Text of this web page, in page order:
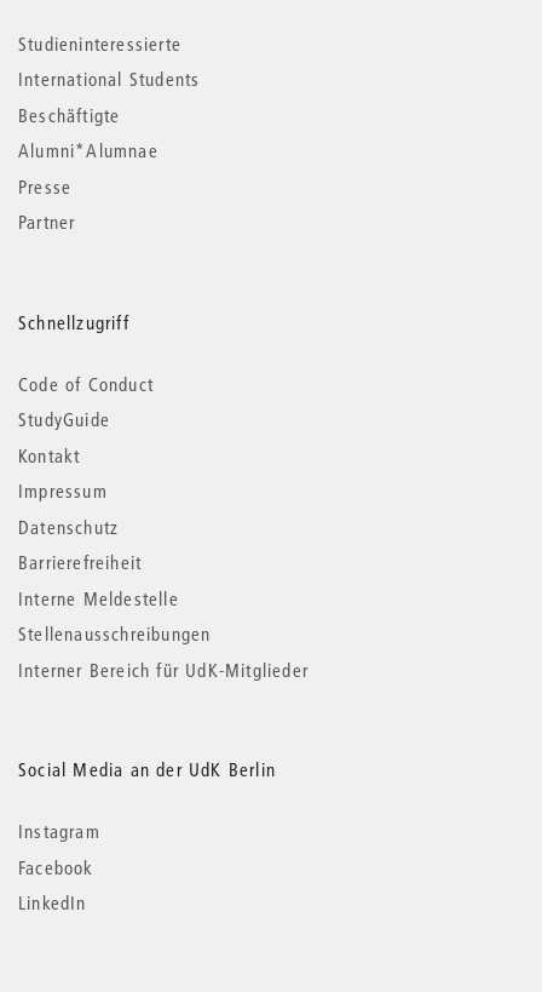
Studieninteressierte
International Students
Beschäftigte
Alumni*Alumnae
Presse
Partner
Schnellzugriff
Code of Conduct
StudyGuide
Kontakt
Impressum
Datenschutz
Barrierefreiheit
Interne Meldestelle
Stellenausschreibungen
Interner Bereich für UdK-Mitglieder
Social Media an der UdK Berlin
Instagram
Facebook
LinkedIn